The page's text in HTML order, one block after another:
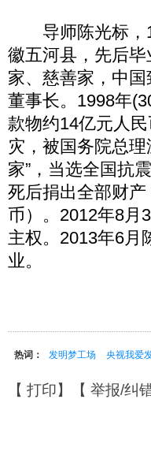
导师陈光标，
徽五河县，先后
家、慈善家，中
董事长。1998年
款物约14亿元人
灾，被国务院总
家”，当选全国抗
死后捐出全部财
币）。2012年8月
主权。2013年6月
业。
热词： 发明梦工场 央视我爱
【 打印】【 举报/纠